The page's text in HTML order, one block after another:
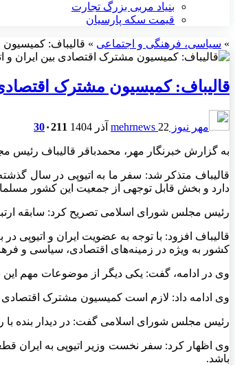
بنیاد مربی بزرگ تجارت
قیمت سکه پارسیان
» سیاسی، فرهنگی و اجتماعی » قالیباف: کمیسیون
قالیباف: کمیسیون مشترک
مهر نیوز mehrnews 22 آذر 1404 30۰211
به گزارش خبرنگار مهر، محمدباقر قالیباف
قالیباف متذکر شد: سفر ما به اتیوپی در سال
دارد و بخش قابل توجهی از جمعیت این کشور
رئیس مجلس شورای اسلامی تصریح کرد: سابقه ارتباط سیاسی و اقتصادی ایران و
قالیباف افزود: با توجه به عضویت ایران و اتیوپی در
کشور به ویژه در زمینه‌های اقتصادی، سیاسی و
وی در ادامه، گفت: یکی دیگر از موضوعات مهم این
وی ادامه داد: لازم است کمیسیون مشترک اقتصادی
رئیس مجلس شورای اسلامی گفت: در دیدار بنده
وی اظهار کرد: سفر نخست وزیر اتیوپی به ایران
باشد.